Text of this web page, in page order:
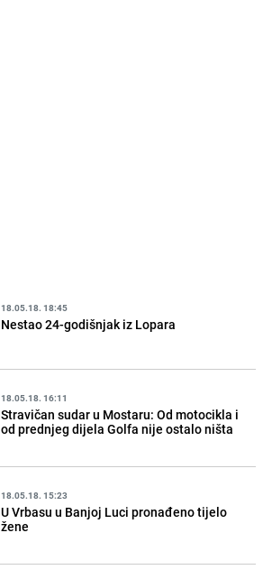
18.05.18. 18:45
Nestao 24-godišnjak iz Lopara
18.05.18. 16:11
Stravičan sudar u Mostaru: Od motocikla i
od prednjeg dijela Golfa nije ostalo ništa
18.05.18. 15:23
U Vrbasu u Banjoj Luci pronađeno tijelo
žene